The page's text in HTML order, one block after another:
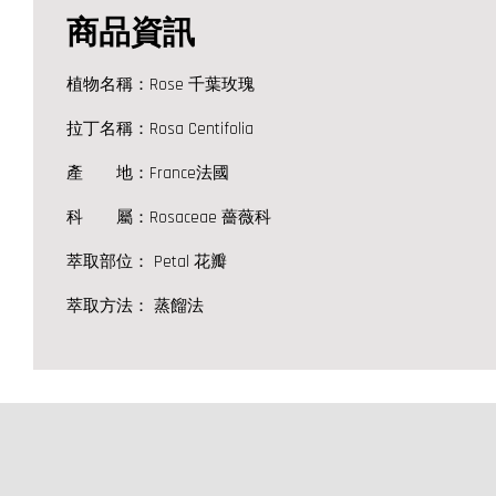
商品資訊
植物名稱：Rose 千葉玫瑰
拉丁名稱：Rosa Centifolia
產 地： France法國
科 屬：Rosaceae 薔薇科
萃取部位： Petal 花瓣
萃取方法： 蒸餾法